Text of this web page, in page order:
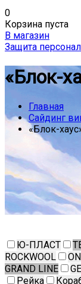
0
Корзина пуста
В магазин
Защита
«Блок-
Главная
Сайдинг
«Блок-
Ю-ПЛАСТ
ROCKWOOL
GRAND LINE
Рейка